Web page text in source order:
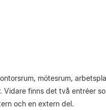
mötesrum,
Vidare finns det två entréer
och en extern del.